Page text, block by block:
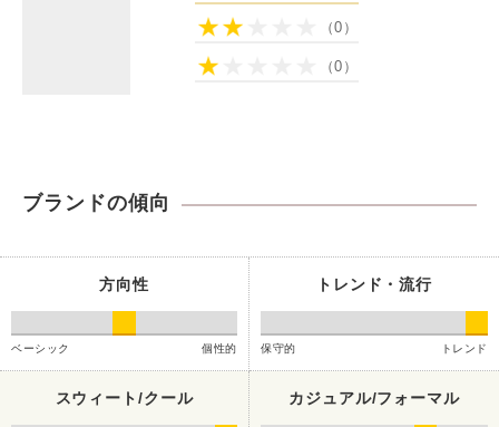
（0）
（0）
ブランドの傾向
方向性
ベーシック 個性的
トレンド・流行
保守的 トレンド
スウィート/クール カジュアル/フォーマル